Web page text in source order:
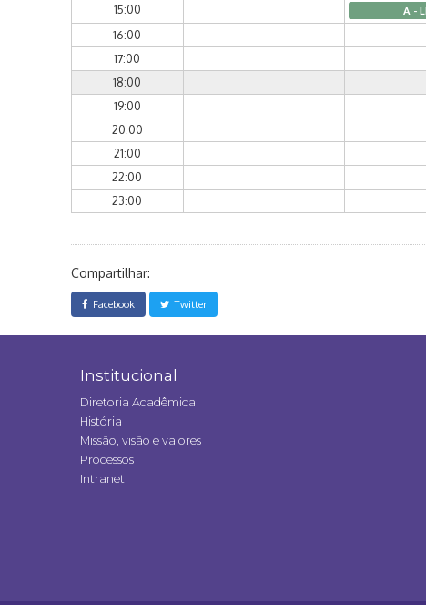
15:00 A -
16:00
17:00
18:00
19:00
20:00
21:00
22:00
23:00
Compartilhar:
Facebook Twitter
Institucional
Diretoria Acadêmica
História
Missão, visão e valores
Processos
Intranet